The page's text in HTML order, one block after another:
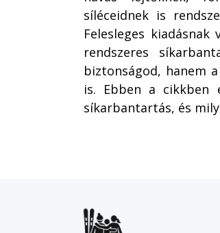
síléceidnek is
Felesleges
rendszeres
biztonságod, hanem
is. Ebben a cikkben
síkarbantartás, és